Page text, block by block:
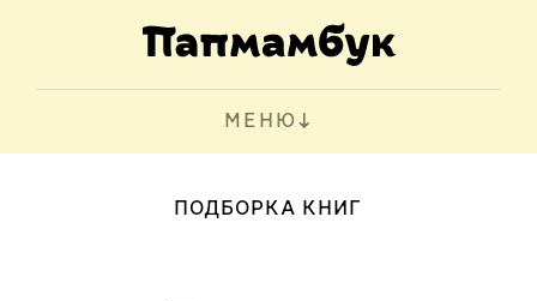
МЕНЮ
ПОДБОРКА КНИГ